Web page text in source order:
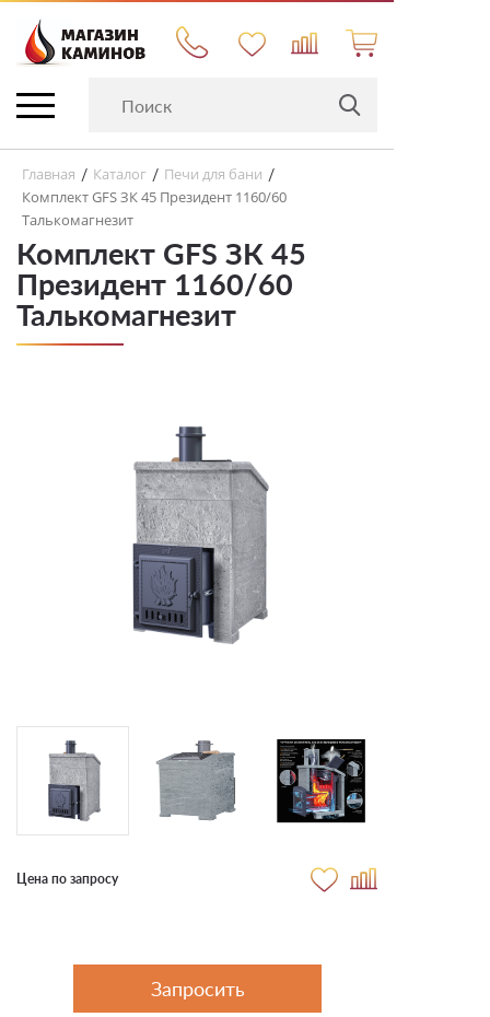
Главная / Каталог / Печи для бани /
Комплект GFS ЗК 45 Президент 1160/60
Талькомагнезит
Комплект GFS ЗК 45
Президент 1160/60
Талькомагнезит
Цена по запросу
Запросить